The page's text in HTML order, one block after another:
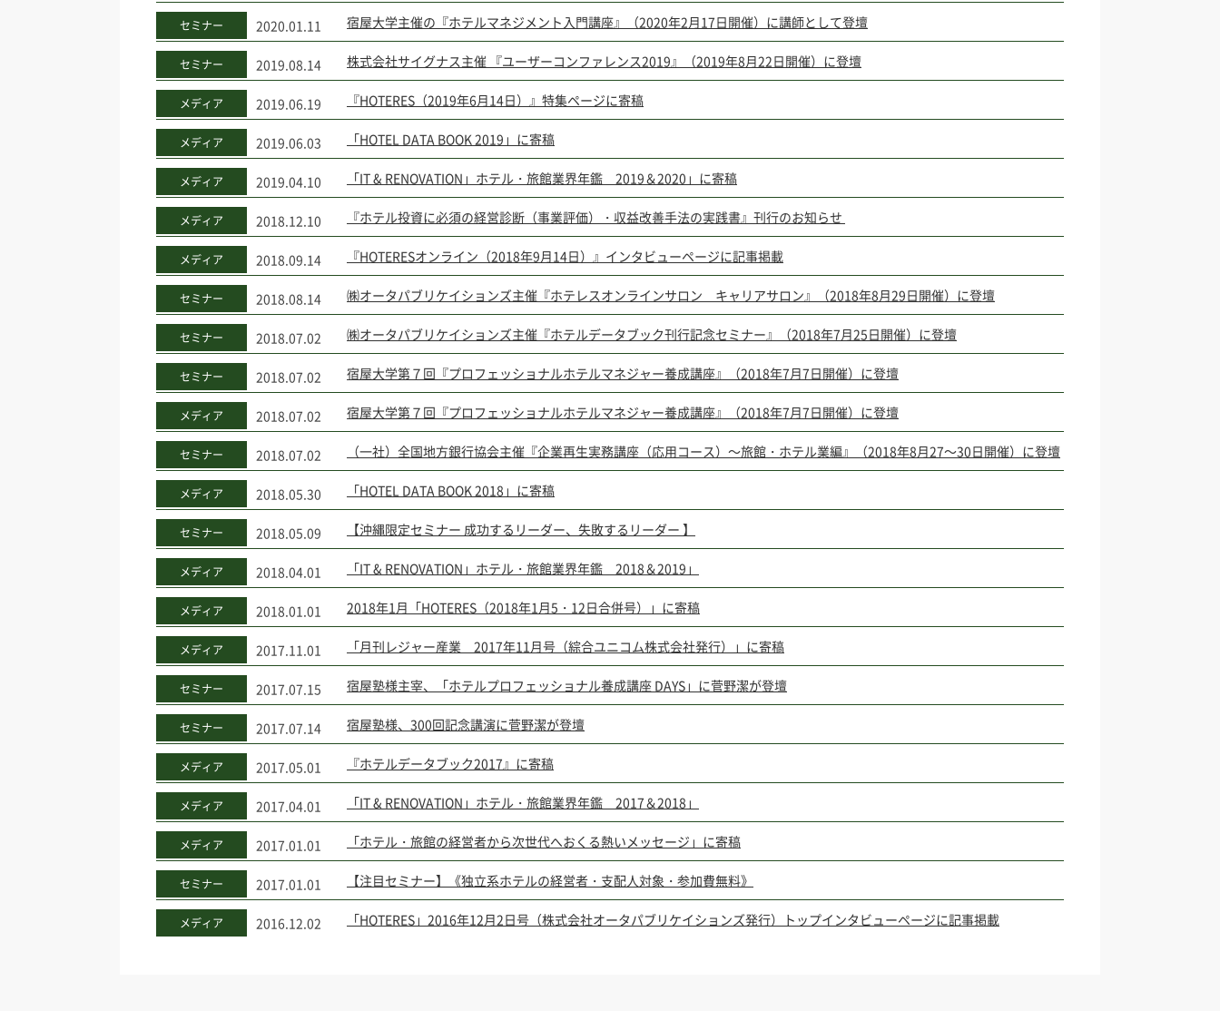
セミナー 2020.01.11 宿屋大学主催の『ホテルマネジメント入門講座』（2020年2月17日開催）に講師として登壇
セミナー 2019.08.14 株式会社サイグナス主催 『ユーザーコンファレンス2019』（2019年8月22日開催）に登壇
メディア 2019.06.19 『HOTERES（2019年6月14日）』特集ページに寄稿
メディア 2019.06.03 「HOTEL DATA BOOK 2019」に寄稿
メディア 2019.04.10 「IT & RENOVATION」ホテル・旅館業界年鑑 2019＆2020」に寄稿
メディア 2018.12.10 『ホテル投資に必須の経営診断（事業評価）・収益改善手法の実践書』刊行のお知らせ
メディア 2018.09.14 『HOTERESオンライン（2018年9月14日）』インタビューページに記事掲載
セミナー 2018.08.14 ㈱オータパブリケイションズ主催『ホテレスオンラインサロン キャリアサロン』（2018年8月29日開催）に登壇
セミナー 2018.07.02 ㈱オータパブリケイションズ主催『ホテルデータブック刊行記念セミナー』（2018年7月25日開催）に登壇
セミナー 2018.07.02 宿屋大学第７回『プロフェッショナルホテルマネジャー養成講座』（2018年7月7日開催）に登壇
メディア 2018.07.02 宿屋大学第７回『プロフェッショナルホテルマネジャー養成講座』（2018年7月7日開催）に登壇
セミナー 2018.07.02 （一社）全国地方銀行協会主催『企業再生実務講座（応用コース）～旅館・ホテル業編』（2018年8月27～30日開催）に登壇
メディア 2018.05.30 「HOTEL DATA BOOK 2018」に寄稿
セミナー 2018.05.09 【沖縄限定セミナー 成功するリーダー、失敗するリーダー 】
メディア 2018.04.01 「IT & RENOVATION」ホテル・旅館業界年鑑 2018＆2019」
メディア 2018.01.01 2018年1月「HOTERES（2018年1月5・12日合併号）」に寄稿
メディア 2017.11.01 「月刊レジャー産業 2017年11月号（綜合ユニコム株式会社発行）」に寄稿
セミナー 2017.07.15 宿屋塾様主宰、「ホテルプロフェッショナル養成講座 DAYS」に菅野潔が登壇
セミナー 2017.07.14 宿屋塾様、300回記念講演に菅野潔が登壇
メディア 2017.05.01 『ホテルデータブック2017』に寄稿
メディア 2017.04.01 「IT & RENOVATION」ホテル・旅館業界年鑑 2017＆2018」
メディア 2017.01.01 「ホテル・旅館の経営者から次世代へおくる熱いメッセージ」に寄稿
セミナー 2017.01.01 【注目セミナー】《独立系ホテルの経営者・支配人対象・参加費無料》
メディア 2016.12.02 「HOTERES」2016年12月2日号（株式会社オータパブリケイションズ発行）トップインタビューページに記事掲載